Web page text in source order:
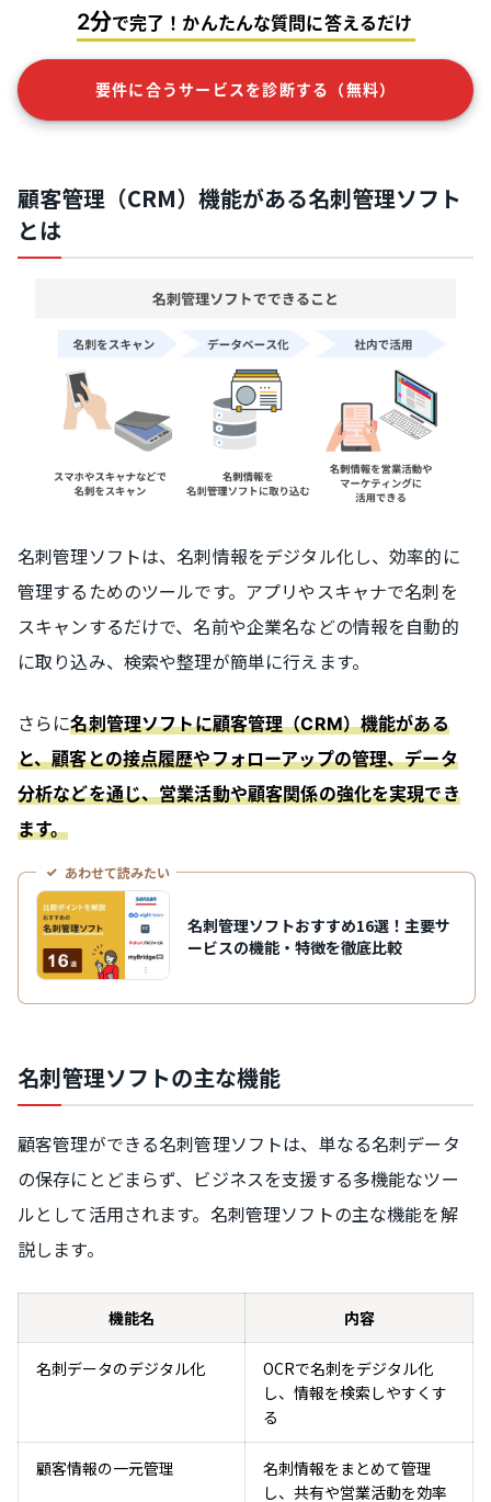
2分で完了！かんたんな質問に答えるだけ
要件に合うサービスを診断する（無料）
顧客管理（CRM）機能がある名刺管理ソフト
とは
名刺管理ソフトは、名刺情報をデジタル化し、効率的に
管理するためのツールです。アプリやスキャナで名刺を
スキャンするだけで、名前や企業名などの情報を自動的
に取り込み、検索や整理が簡単に行えます。
さらに名刺管理ソフトに顧客管理（CRM）機能がある
と、顧客との接点履歴やフォローアップの管理、データ
分析などを通じ、営業活動や顧客関係の強化を実現でき
ます。
あわせて読みたい
名刺管理ソフトおすすめ16選！主要サ
ービスの機能・特徴を徹底比較
名刺管理ソフトの主な機能
顧客管理ができる名刺管理ソフトは、単なる名刺データ
の保存にとどまらず、ビジネスを支援する多機能なツー
ルとして活用されます。名刺管理ソフトの主な機能を解
説します。
機能名 内容
名刺データのデジタル化
OCRで名刺をデジタル化
し、情報を検索しやすくす
る
顧客情報の一元管理
名刺情報をまとめて管理
し、共有や営業活動を効率